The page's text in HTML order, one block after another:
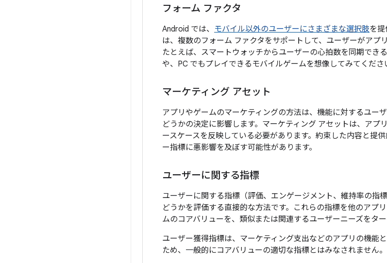
フォーム ファクタ
Android では、 モバイル以外のユーザーにさまざまな選択肢を
は、複数のフォーム ファクタをサポートして、ユーザーがアプ
たとえば、スマートウォッチからユーザーの心拍数を同期でき
や、PC でもプレイできるモバイルゲームを想像してみてくださ
マーケティング アセット
アプリやゲームのマーケティングの方法は、機能に対するユー
どうかの決定に影響します。マーケティング アセットは、アプ
ースケースを反映している必要があります。約束した内容と提
ー指標に悪影響を及ぼす可能性があります。
ユーザーに関する指標
ユーザーに関する指標（評価、エンゲージメント、維持率の指
どうかを評価する直接的な方法です。これらの指標を他のアプ
ムのコアバリューを、類似または関連するユーザーニーズをタ
ユーザー獲得指標は、マーケティング支出などのアプリの機能
ため、一般的にコアバリューの適切な指標とはみなされません。